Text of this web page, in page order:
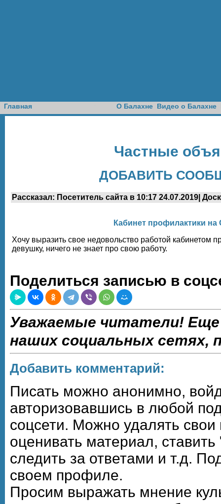
Главная О Балахне Видео о Балахне
Частные
ДОБАВИТЬ
Рассказал: Посетитель сайта в 10:17 24.07.2019|
Кабинет профилактики
Хочу выразить свое недовольство работой кабинетом
девушку, ничего не знает про свою работу.
Поделиться записью в
Уважаемые читатели!
наших социальных сетях,
Добавить комментарий:
Писать можно анонимно,
авторизовавшись в любой
соцсети. Можно удалять
оценивать материал, ставить
следить за ответами и т.д.
своем профиле.
Просим выражать мнение